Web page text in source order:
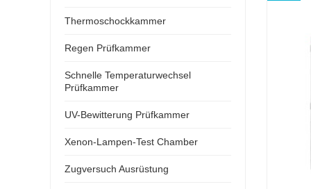
Thermoschockkammer
Regen Prüfkammer
Schnelle Temperaturwechsel
Prüfkammer
UV-Bewitterung Prüfkammer
Xenon-Lampen-Test Chamber
Zugversuch Ausrüstung